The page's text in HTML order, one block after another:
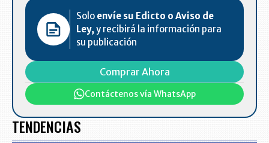
Solo envíe su Edicto o Aviso de
Ley,y recibirá la información para
su publicación
Comprar Ahora
Contáctenos vía WhatsApp
TENDENCIAS